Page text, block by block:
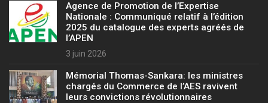
Agence de Promotion de l’Expertise
Nationale : Communiqué relatif à l’édition
2025 du catalogue des experts agréés de
l’APEN
3 juin 2026
Mémorial Thomas-Sankara: les ministres
chargés du Commerce de l’AES ravivent
leurs convictions révolutionnaires